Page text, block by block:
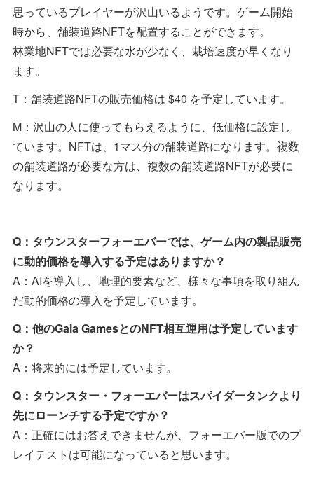
思っているプレイヤーが沢山いるようです。ゲーム開始
時から、舗装道路NFTを配置することができます。
林業地NFTでは必要な水が少なく、栽培速度が早くなり
ます。
T：舗装道路NFTの販売価格は $40 を予定しています。
M：沢山の人に使ってもらえるように、低価格に設定し
ています。NFTは、1マス分の舗装道路になります。複数
の舗装道路が必要な方は、複数の舗装道路NFTが必要に
なります。
Q：タウンスターフォーエバーでは、ゲーム内の製品販売
に動的価格を導入する予定はありますか？
A：AIを導入し、地理的要素など、様々な事項を取り組ん
だ動的価格の導入を予定しています。
Q：他のGala GamesとのNFT相互運用は予定しています
か？
A：将来的には予定しています。
Q：タウンスター・フォーエバーはスパイダータンクより
先にローンチする予定ですか？
A：正確にはお答えできませんが、フォーエバー版でのプ
レイテストは可能になっていると思います。